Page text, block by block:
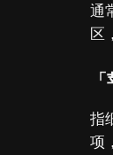
通
区
指
项